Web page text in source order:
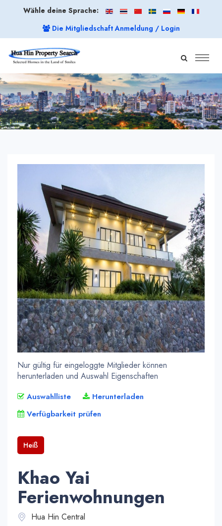
Wähle deine Sprache:
Die Mitgliedschaft Anmeldung / Login
Nur gültig für eingeloggte Mitglieder können
herunterladen und Auswahl Eigenschaften
Auswahlliste
Herunterladen
Verfügbarkeit prüfen
Heiß
Khao Yai
Ferienwohnungen
Hua Hin Central